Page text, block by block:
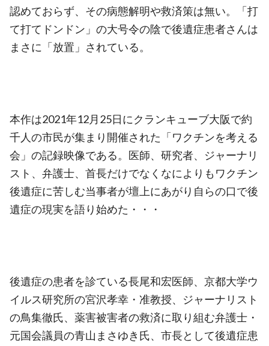
認めておらず、その病態解明や救済策は無い。「打
て打てドンドン」の大号令の陰で後遺症患者さんは
まさに「放置」されている。
本作は2021年12月25日にクランキューブ大阪で約
千人の市民が集まり開催された「ワクチンを考える
会」の記録映像である。医師、研究者、ジャーナリ
スト、弁護士、首長だけでなくなによりもワクチン
後遺症に苦しむ当事者が壇上にあがり自らの口で後
遺症の現実を語り始めた・・・
後遺症の患者を診ている長尾和宏医師、京都大学ウ
イルス研究所の宮沢孝幸・准教授、ジャーナリスト
の鳥集徹氏、薬害被害者の救済に取り組む弁護士・
元国会議員の青山まさゆき氏、市長として後遺症患